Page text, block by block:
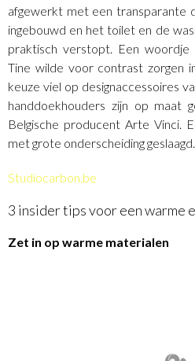
afgewerkt met een transparante
ingebouwd en het toilet en de
praktisch verstopt. Een
Tine wilde voor contrast zorgen
keuze viel op designaccessoires
handdoekhouders zijn op maat
Belgische producent Arte Vinci.
met grote onderscheiding geslaagd.
Studiocarbon.be
3 insider tips voor een warme
Zet in op warme materialen